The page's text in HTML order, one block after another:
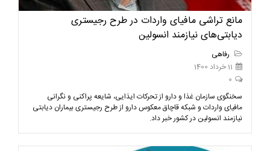
مانع تراشی مافیای واردات در طرح رجیستری
دیابتی‌های نیازمند انسولین
رفاهی
11 خرداد 1400
0
سخنگوی سازمان غذا و دارو از تحرکات ایذایی، شایعه پراکنی و نگرانی
مافیای واردات و شبکه قاچاق معکوس دارو از طرح رجیستری بیماران دیابتی
نیازمند انسولین در کشور خبر داد.